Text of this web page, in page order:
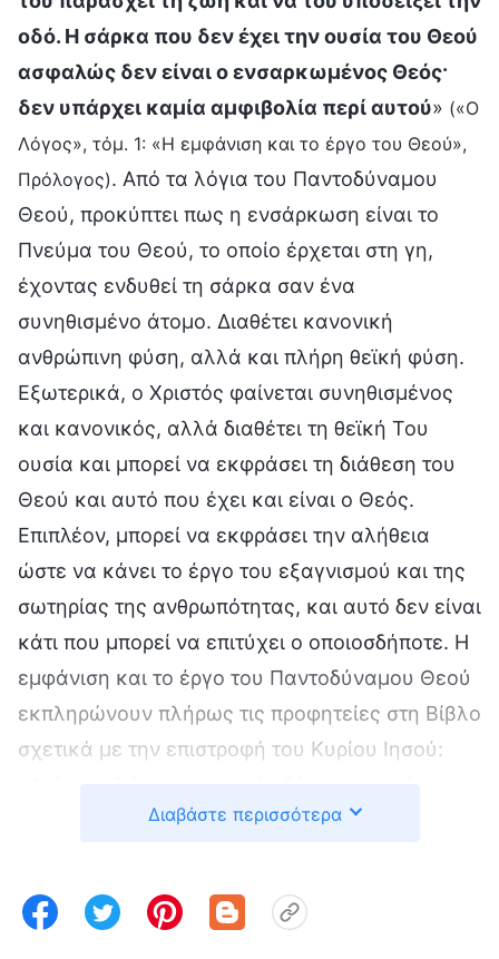
οδό. Η σάρκα που δεν έχει την ουσία του Θεού
ασφαλώς δεν είναι ο ενσαρκωμένος Θεός·
δεν υπάρχει καμία αμφιβολία περί αυτού» («Ο
Λόγος», τόμ. 1: «Η εμφάνιση και το έργο του Θεού»,
Πρόλογος). Από τα λόγια του Παντοδύναμου
Θεού, προκύπτει πως η ενσάρκωση είναι το
Πνεύμα του Θεού, το οποίο έρχεται στη γη,
έχοντας ενδυθεί τη σάρκα σαν ένα
συνηθισμένο άτομο. Διαθέτει κανονική
ανθρώπινη φύση, αλλά και πλήρη θεϊκή φύση.
Εξωτερικά, ο Χριστός φαίνεται συνηθισμένος
και κανονικός, αλλά διαθέτει τη θεϊκή Του
ουσία και μπορεί να εκφράσει τη διάθεση του
Θεού και αυτό που έχει και είναι ο Θεός.
Επιπλέον, μπορεί να εκφράσει την αλήθεια
ώστε να κάνει το έργο του εξαγνισμού και της
σωτηρίας της ανθρωπότητας, και αυτό δεν είναι
κάτι που μπορεί να επιτύχει ο οποιοσδήποτε. Η
εμφάνιση και το έργο του Παντοδύναμου Θεού
εκπληρώνουν πλήρως τις προφητείες στη Βίβλο
σχετικά με την επιστροφή του Κυρίου Ιησού:
ανατολών και φαίνεται έως δυσμών, ούτω
ανθρώπου
(Κατά Ματθαίον 24:27)
και σεις γίνεσθε έτοιμοι, διότι καθ’ ην ώραν
Διαβάστε περισσότερα